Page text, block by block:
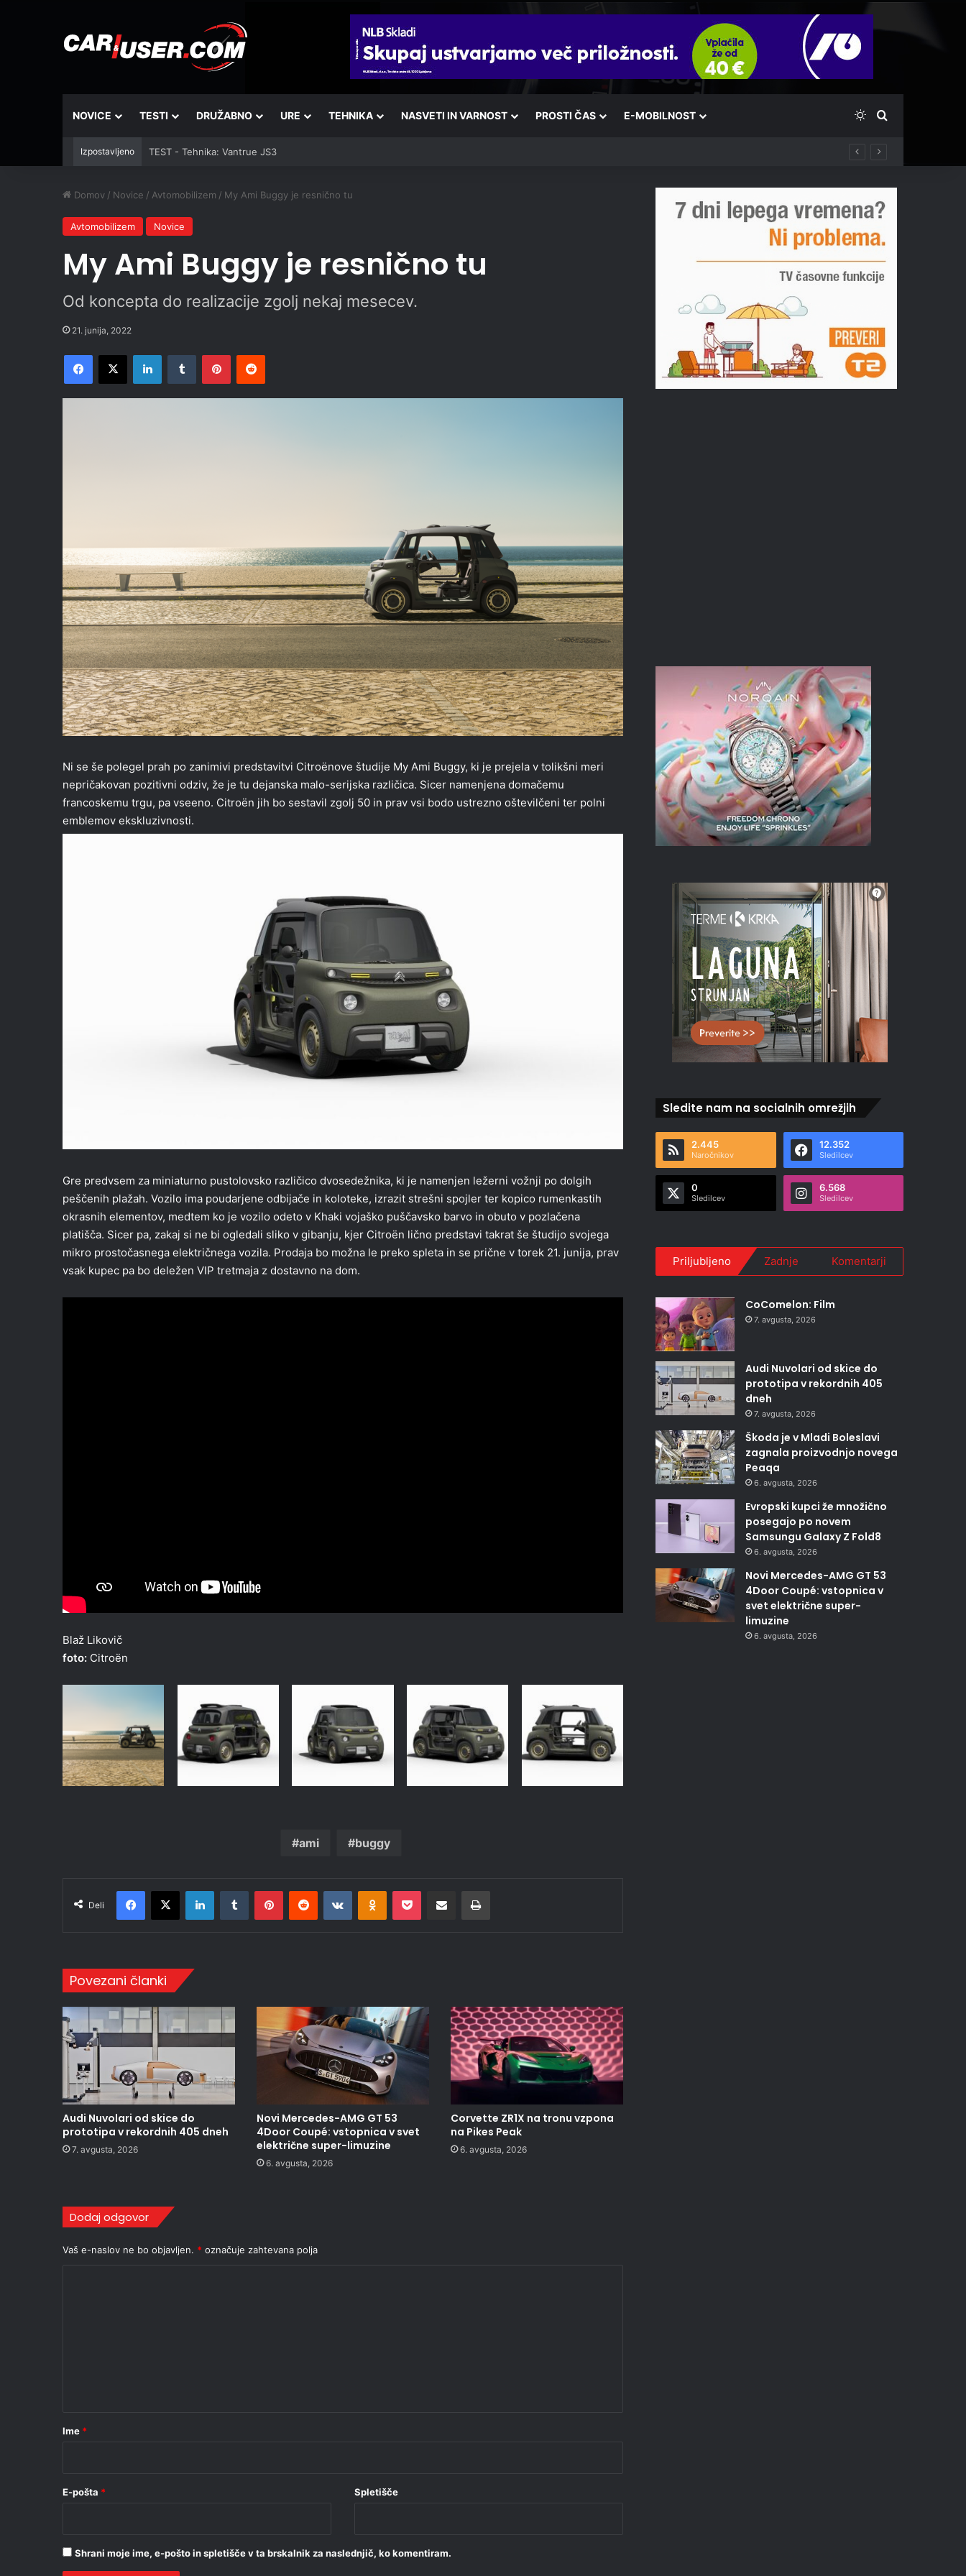
NOVICE TESTI DRUŽABNO URE TEHNIKA NASVETI IN VARNOST PROSTI ČAS E-MOBILNOST Switch skin
Išči
Izpostavljeno TEST - Tehnika: Vantrue JS3
Domov / Novice / Avtomobilizem / My Ami Buggy je resnično tu
Avtomobilizem Novice
My Ami Buggy je resnično tu
Od koncepta do realizacije zgolj nekaj mesecev.
21. junija, 2022
Facebook
X LinkedInTumblr PinterestReddit
Ni se še polegel prah po zanimivi predstavitvi Citroënove študije My Ami Buggy, ki je prejela v tolikšni meri
nepričakovan pozitivni odziv, že je tu dejanska malo-serijska različica. Sicer namenjena domačemu
francoskemu trgu, pa vseeno. Citroën jih bo sestavil zgolj 50 in prav vsi bodo ustrezno oštevilčeni ter polni
emblemov ekskluzivnosti.
Gre predvsem za miniaturno pustolovsko različico dvosedežnika, ki je namenjen ležerni vožnji po dolgih
peščenih plažah. Vozilo ima poudarjene odbijače in koloteke, izrazit strešni spojler ter kopico rumenkastih
okrasnih elementov, medtem ko je vozilo odeto v Khaki vojaško puščavsko barvo in obuto v pozlačena
platišča. Sicer pa, zakaj si ne bi ogledali sliko v gibanju, kjer Citroën lično predstavi takrat še študijo svojega
mikro prostočasnega električnega vozila. Prodaja bo možna le preko spleta in se prične v torek 21. junija, prav
vsak kupec pa bo deležen VIP tretmaja z dostavno na dom.
Blaž Likovič
foto: Citroën
ami buggy
Deli
Facebook
X LinkedInTumblr PinterestReddit VKontakteOdnoklassniki
Pocket Deli po epošti Natisni
Povezani članki
Audi Nuvolari od skice do
prototipa v rekordnih 405 dneh
7. avgusta, 2026
Novi Mercedes-AMG GT 53
4Door Coupé: vstopnica v svet
električne super-limuzine
6. avgusta, 2026
Corvette ZR1X na tronu vzpona
na Pikes Peak
6. avgusta, 2026
Dodaj odgovor
Vaš e-naslov ne bo objavljen. * označuje zahtevana polja
rIme *
E-pošta * Spletišče
Shrani moje ime, e-pošto in spletišče v ta brskalnik za naslednjič, ko komentiram.
Sledite nam na socialnih omrežjih
2.445
Naročnikov
12.352
Sledilcev
0
Sledilcev
6.568
Sledilcev
Priljubljeno Zadnje Komentarji
CoComelon: Film
7. avgusta, 2026
Audi Nuvolari od skice do
prototipa v rekordnih 405
dneh
7. avgusta, 2026
Škoda je v Mladi Boleslavi
zagnala proizvodnjo novega
Peaqa
6. avgusta, 2026
Evropski kupci že množično
posegajo po novem
Samsungu Galaxy Z Fold8
6. avgusta, 2026
Novi Mercedes-AMG GT 53
4Door Coupé: vstopnica v
svet električne super-
limuzine
6. avgusta, 2026